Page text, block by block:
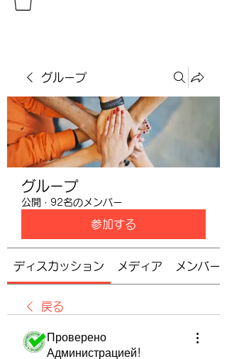
グループ
グループ
公開 · 92名のメンバー
参加する
ディスカッション メディア メンバー
戻る
Проверено
Администрацией!